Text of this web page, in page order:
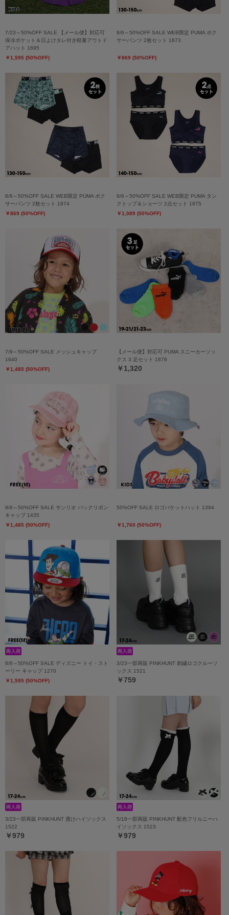
7/23～50%OFF SALE 【メール便】対応可
保冷ポケット＆日よけタレ付き軽量アウトド
アハット 1695
￥1,595 (50%OFF)
8/6～50%OFF SALE WEB限定 PUMA ボク
サーパンツ 2枚セット 1873
￥869 (50%OFF)
8/6～50%OFF SALE WEB限定 PUMA ボク
サーパンツ 2枚セット 1874
￥869 (50%OFF)
8/6～50%OFF SALE WEB限定 PUMA タン
クトップ＆ショーツ 2点セット 1875
￥1,089 (50%OFF)
7/9～50%OFF SALE メッシュキャップ
1640
￥1,485 (50%OFF)
【メール便】対応可 PUMA スニーカーソッ
クス 3 足セット 1876
￥1,320
8/6～50%OFF SALE サンリオ バックリボン
キャップ 1435
￥1,485 (50%OFF)
50%OFF SALE ロゴバケットハット 1394
￥1,760 (50%OFF)
8/6～50%OFF SALE ディズニー トイ・スト
ーリー キャップ 1270
￥1,595 (50%OFF)
3/23一部再販 PINKHUNT 刺繍ロゴクルーソ
ックス 1521
￥759
3/23一部再販 PINKHUNT 透けハイソックス
1522
￥979
5/18一部再販 PINKHUNT 配色フリルニーハ
イソックス 1523
￥979